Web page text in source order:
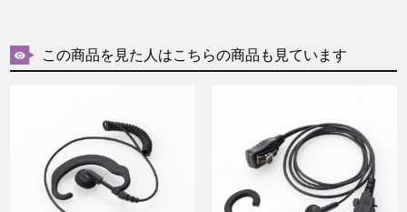
この商品を見た人はこちらの商品も見ています